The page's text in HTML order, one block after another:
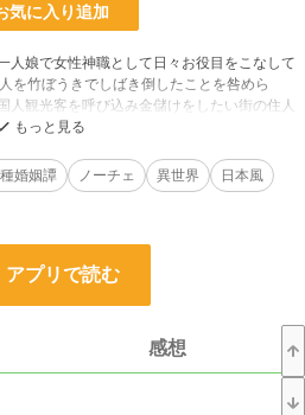
気に入り追加
人娘で女性神職として日々お役目をこなして
を竹ぼうきでしばき倒したことを咎めら
人観光客を呼び込み金儲けをしたい街の住人
かけ山の滝つぼに突き落とされてしまう結。
る儀式に被っていて、結は蛇神様に生贄と
られることを覚悟するが、蛇神のシロは結を
た。
いただいたイラスト
イント
婚姻譚 ノーチェ 異世界
日本風
アプリで読む
感想